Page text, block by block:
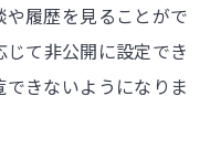
履歴を見ることがで
て非公開に設定でき
きないようになりま